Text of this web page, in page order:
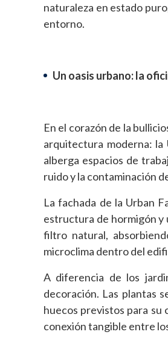
naturaleza en estado
entorno.
Un oasis urbano: la
En el corazón de la
arquitectura moderna:
alberga espacios de
ruido y la contaminación
La fachada de la Urban
estructura de hormigón y
filtro natural,
microclima dentro del
A diferencia de los
decoración. Las plantas
huecos previstos para
conexión tangible entre